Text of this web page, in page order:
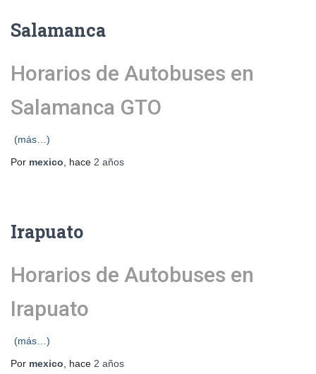
Salamanca
Horarios de Autobuses en
Salamanca GTO
(más…)
Por mexico , hace 2 años
Irapuato
Horarios de Autobuses en
Irapuato
(más…)
Por mexico , hace 2 años